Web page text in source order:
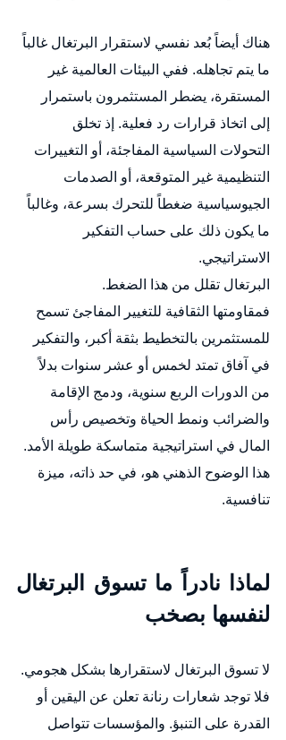
هناك أيضاً بُعد نفسي لاستقرار البرتغال غالباً
ما يتم تجاهله. ففي البيئات العالمية غير
المستقرة، يضطر المستثمرون باستمرار
إلى اتخاذ قرارات رد فعلية. إذ تخلق
التحولات السياسية المفاجئة، أو التغييرات
التنظيمية غير المتوقعة، أو الصدمات
الجيوسياسية ضغطاً للتحرك بسرعة، وغالباً
ما يكون ذلك على حساب التفكير
الاستراتيجي.
البرتغال تقلل من هذا الضغط.
فمقاومتها الثقافية للتغيير المفاجئ تسمح
للمستثمرين بالتخطيط بثقة أكبر، والتفكير
في آفاق تمتد لخمس أو عشر سنوات بدلاً
من الدورات الربع سنوية، ودمج الإقامة
والضرائب ونمط الحياة وتخصيص رأس
المال في استراتيجية متماسكة طويلة الأمد.
هذا الوضوح الذهني هو، في حد ذاته، ميزة
تنافسية.
لنفسها بصخب
لا تسوق البرتغال لاستقرارها بشكل هجومي.
فلا توجد شعارات رنانة تعلن عن اليقين أو
القدرة على التنبؤ. والمؤسسات تتواصل